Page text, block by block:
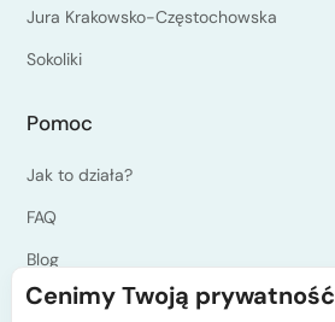
Jura Krakowsko-Częstochowska
Sokoliki
Pomoc
Jak to działa?
FAQ
Blog
Jesteś instruktorem?
Cenimy Twoją prywatność